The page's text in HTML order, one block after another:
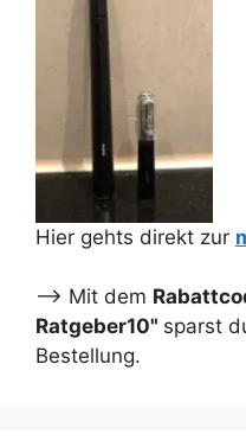
Hier gehts direkt zur
--> Mit dem
Ratgeber10" sparst
Bestellung.